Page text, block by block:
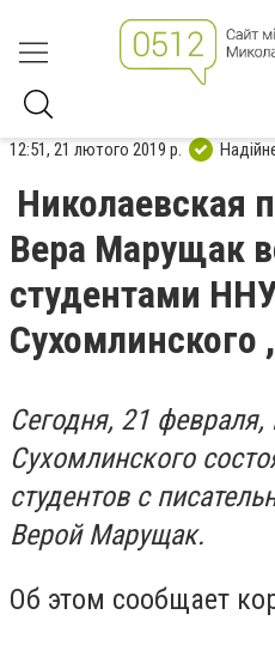
12:51, 21 лютого 2019 р.
Николаевская
Вера Марущак
студентами
Сегодня, 21
Сухомлинского
студентов с
Верой Марущак.
Об этом сообщает